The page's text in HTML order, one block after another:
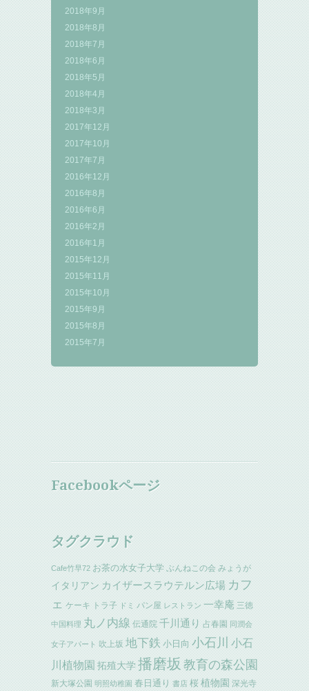
2018年9月
2018年8月
2018年7月
2018年6月
2018年5月
2018年4月
2018年3月
2017年12月
2017年10月
2017年7月
2016年12月
2016年8月
2016年6月
2016年2月
2016年1月
2015年12月
2015年11月
2015年10月
2015年9月
2015年8月
2015年7月
Facebookページ
タグクラウド
Cafe竹早72 お茶の水女子大学 ぶんねこの会 みょうが
イタリアン カイザースラウテルン広場 カフ
ェ ケーキ トラ子 ドミ パン屋 レストラン 一幸庵 三徳
中国料理 丸ノ内線 伝通院 千川通り 占春園 同潤会
女子アパート 吹上坂 地下鉄 小日向 小石川 小石
川植物園 拓殖大学 播磨坂 教育の森公園
新大塚公園 明照幼稚園 春日通り 書店 桜 植物園 深光寺